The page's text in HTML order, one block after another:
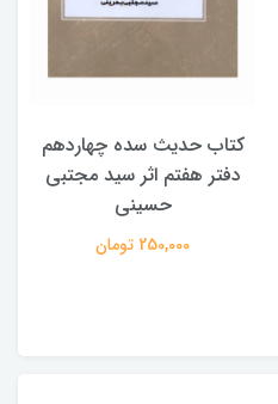
کتاب آفاق الولایه فی
الامامه (2 جلدی)
950,000 تومان